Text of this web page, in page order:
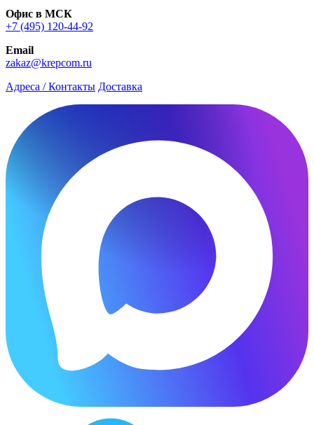
Офис в МСК
+7 (495) 120-44-92
Email
zakaz@krepcom.ru
Адреса / Контакты Доставка